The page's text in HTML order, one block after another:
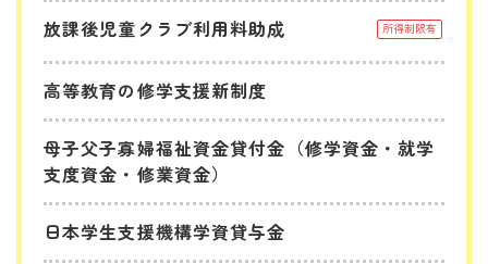
放課後児童クラブ利用料助成 所得制限有
高等教育の修学支援新制度
母子父子寡婦福祉資金貸付金（修学資金・就学
支度資金・修業資金）
日本学生支援機構学資貸与金